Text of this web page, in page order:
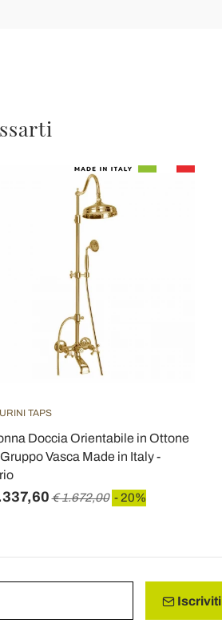
TAPS
Doccia Orientabile in Ottone
Vasca Made in Italy -
€ 1.672,00 - 20%
Iscriviti